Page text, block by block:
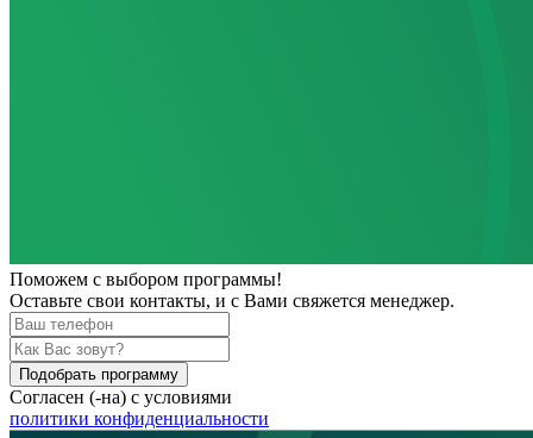
Поможем с выбором программы!
Оставьте свои контакты, и с Вами свяжется менеджер.
Подобрать программу
Согласен (-на) с условиями
политики конфиденциальности